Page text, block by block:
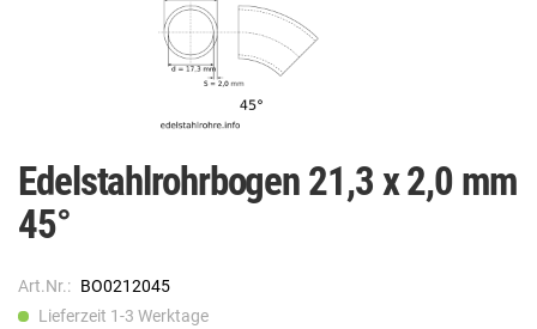
Edelstahlrohrbogen 21,3 x 2,0 mm
45°
Art.Nr.: BO0212045
Lieferzeit 1-3 Werktage